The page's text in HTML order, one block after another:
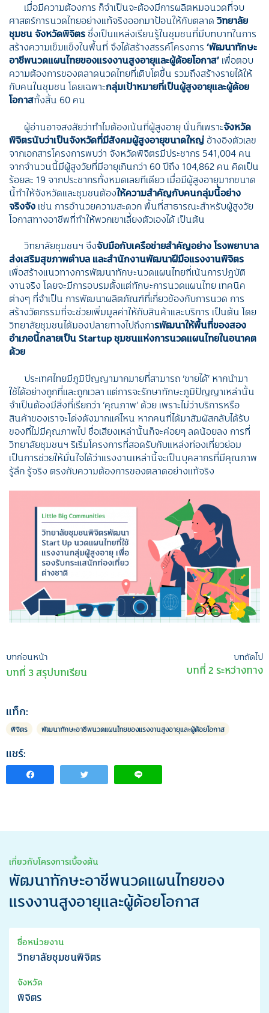
เมื่อมีความต้องการ ก็จำเป็นจะต้องมีการผลิตหมอนวดที่จบ
ศาสตร์การนวดไทยอย่างแท้จริงออกมาป้อนให้กับตลาดวิทยาลัย
ชุมชน จังหวัดพิจิตรซึ่งเป็นแหล่งเรียนรู้ในชุมชนที่มีบทบาทในการ
สร้างความเข็มแข็งในพื้นที่ จึงได้สร้างสรรค์โครงการ ‘พัฒนาทักษะ
อาชีพนวดแผนไทยของแรงงานสูงอายุและผู้ด้อยโอกาส’ เพื่อตอบ
ความต้องการของตลาดนวดไทยที่เติบโตขึ้น รวมถึงสร้างรายได้ให้
กับคนในชุมชน โดยเฉพาะกลุ่มเป้าหมายที่เป็นผู้สูงอายุและผู้ด้อย
โอกาสทั้งสิ้น 60 คน
ผู้อ่านอาจสงสัยว่าทำไมต้องเน้นที่ผู้สูงอายุ นั่นก็เพราะจังหวัด
พิจิตรนับว่าเป็นจังหวัดที่มีสังคมผู้สูงอายุขนาดใหญ่ อ้างอิงตัวเลข
จากเอกสารโครงการพบว่า จังหวัดพิจิตรมีประชากร 541,004 คน
จากจำนวนนี้มีผู้สูงวัยที่มีอายุเกินกว่า 60 ปีถึง 104,862 คน คิดเป็น
ร้อยละ 19 จากประชากรทั้งหมดเลยทีเดียว เมื่อมีผู้สูงอายุมากขนาด
นี้ทำให้จังหวัดและชุมชนต้องให้ความสำคัญกับคนกลุ่มนี้อย่าง
จริงจัง เช่น การอำนวยความสะดวก พื้นที่สาธารณะสำหรับผู้สูงวัย
โอกาสทางอาชีพที่ทำให้พวกเขาเลี้ยงตัวเองได้ เป็นต้น
วิทยาลัยชุมชนฯ จึงจับมือกับเครือข่ายสำคัญอย่าง โรงพยาบาล
ส่งเสริมสุขภาพตำบล และสำนักงานพัฒนาฝีมือแรงงานพิจิตร
เพื่อสร้างแนวทางการพัฒนาทักษะนวดแผนไทยที่เน้นการปฏบัติ
งานจริง โดยจะมีการอบรมตั้งแต่ทักษะการนวดแผนไทย เทคนิค
ต่างๆ ที่จำเป็น การพัฒนาผลิตภัณฑ์ที่เกี่ยวข้องกับการนวด การ
สร้างวัตกรรมที่จะช่วยเพิ่มมูลค่าให้กับสินค้าและบริการ เป็นต้น โดย
วิทยาลัยชุมชนได้มองปลายทางไปถึงการพัฒนาให้พื้นที่ของสอง
อำเภอนี้กลายเป็นStartup ชุมชนแห่งการนวดแผนไทยในอนาคต
ด้วย
ประเทศไทยมีภูมิปัญญามากมายที่สามารถ ‘ขายได้’ หากนำมา
ใช้ได้อย่างถูกที่และถูกเวลา แต่การจะรักษาทักษะภูมิปัญญาเหล่านั้น
จำเป็นต้องมีสิ่งที่เรียกว่า ‘คุณภาพ’ ด้วย เพราะไม่ว่าบริการหรือ
สินค้าของเราจะโด่งดังมากแค่ไหน หากคนที่ได้มาสัมผัสกลับได้รับ
ของที่ไม่มีคุณภาพไป ชื่อเสียงเหล่านั้นก็จะค่อยๆ ลดน้อยลง การที่
วิทยาลัยชุมชนฯ ริเริ่มโครงการที่สอดรับกับแหล่งท่องเที่ยวย่อม
เป็นการช่วยให้มั่นใจได้ว่าแรงงานเหล่านี้จะเป็นบุคลากรที่มีคุณภาพ
รู้ลึก รู้จริง ตรงกับความต้องการของตลาดอย่างแท้จริง
เมนู
นำทาง
เรื่อง
บทก่อนหน้า
บทที่ 3 สรุปบทเรียน
บทถัดไป
บทที่ 2 ระหว่างทาง
แท็ก:
พิจิตร พัฒนาทักษะอาชีพนวดแผนไทยของแรงงานสูงอายุและผู้ด้อยโอกาส
แชร์:
เกี่ยวกับโครงการเบื้องต้น
พัฒนาทักษะอาชีพนวดแผนไทยของ
แรงงานสูงอายุและผู้ด้อยโอกาส
ชื่อหน่วยงาน
วิทยาลัยชุมชนพิจิตร
จังหวัด
พิจิตร